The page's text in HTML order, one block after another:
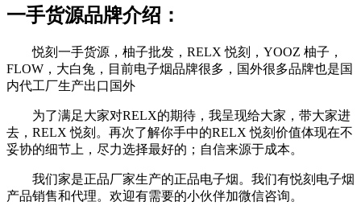
一手货源品牌介绍：
悦刻一手货源，柚子批发，RELX 悦刻，YOOZ 柚子，
FLOW，大白兔，目前电子烟品牌很多，国外很多品牌也是国
内代工厂生产出口国外
为了满足大家对RELX的期待，我呈现给大家，带大家进
去，RELX 悦刻。再次了解你手中的RELX 悦刻价值体现在不
妥协的细节上，尽力选择最好的；自信来源于成本。
我们家是正品厂家生产的正品电子烟。我们有悦刻电子烟
产品销售和代理。欢迎有需要的小伙伴加微信咨询。